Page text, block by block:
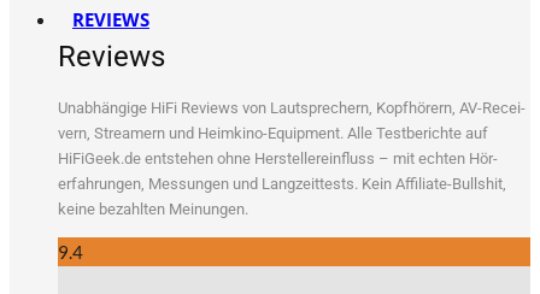
REVIEWS
Reviews
Unab­hän­gi­ge HiFi Reviews von Laut­spre­chern, Kopf­hö­rern, AV-Recei­
vern, Strea­mern und Heim­ki­no-Equip­ment. Alle Test­be­rich­te auf
HiFiGeek.de ent­ste­hen ohne Her­stel­ler­ein­fluss – mit ech­ten Hör­
erfah­run­gen, Mes­sun­gen und Lang­zeit­tests. Kein Affi­lia­te-Bull­shit,
kei­ne bezahl­ten Meinungen.
9.4